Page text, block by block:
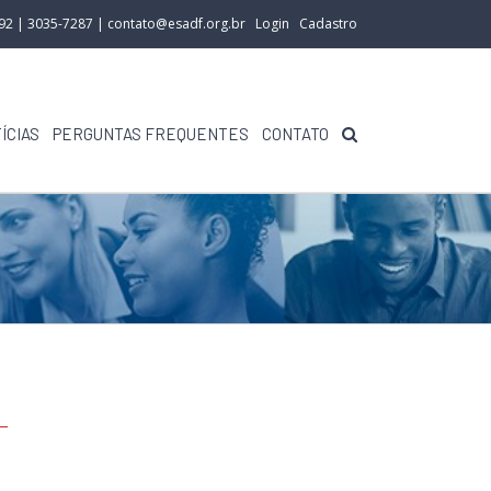
| 3035-7287 | contato@esadf.org.br Login Cadastro
PERGUNTAS FREQUENTES CONTATO